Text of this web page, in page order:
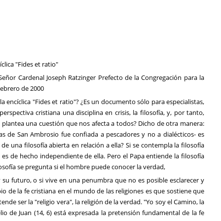
"Fides et ratio"
Cardenal Joseph Ratzinger Prefecto de la Congregación para la
de 2000
encíclica "Fides et ratio"? ¿Es un documento sólo para especialistas,
cristiana una disciplina en crisis, la filosofía, y, por tanto,
una cuestión que nos afecta a todos? Dicho de otra manera:
de San Ambrosio fue confiada a pescadores y no a dialécticos- es
una filosofía abierta en relación a ella? Si se contempla la filosofía
de hecho independiente de ella. Pero el Papa entiende la filosofía
se pregunta si el hombre puede conocer la verdad,
futuro, o si vive en una penumbra que no es posible esclarecer y
de la fe cristiana en el mundo de las religiones es que sostiene que
ser la "religio vera", la religión de la verdad. "Yo soy el Camino, la
de Juan (14, 6) está expresada la pretensión fundamental de la fe